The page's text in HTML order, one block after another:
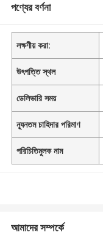
পণ্যের বর্ণনা
লক্ষণীয় করা:
উৎপত্তি স্থল
ডেলিভারি সময়
ন্যূনতম চাহিদার পরিমাণ
পরিচিতিমুলক নাম
আমাদের সম্পর্কে